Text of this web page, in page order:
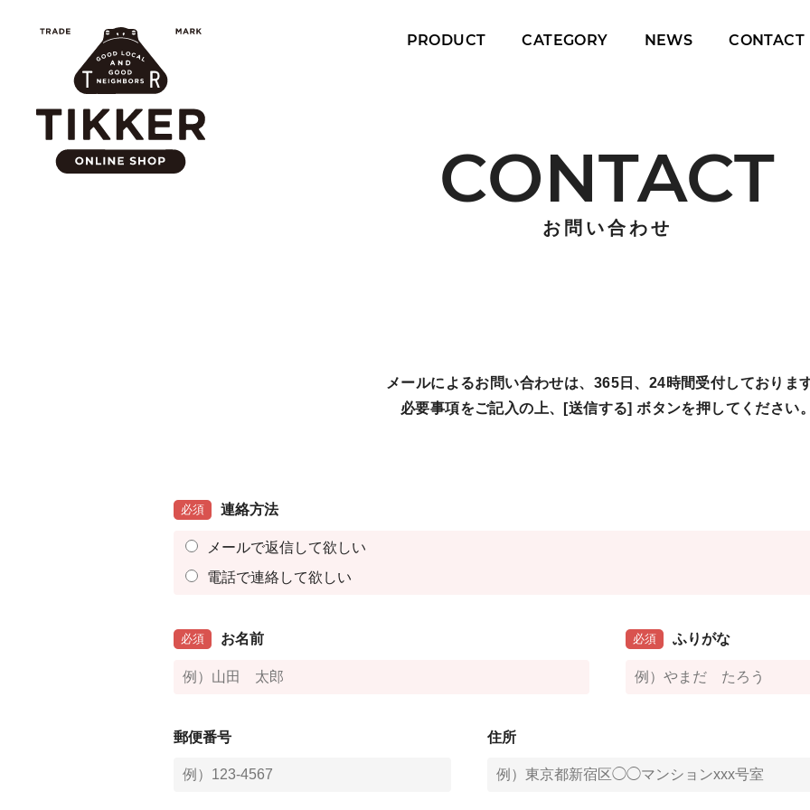
PRODUCT CATEGORY NEWS CONTACT
CONTACT
お問い合わせ
メールによるお問い合わせは、 365日、24時間受付しておりま
必要事項をご記入の上、 [送信する] ボタンを押してください
連絡方法
必須
メールで返信して欲しい
電話で連絡して欲しい
お名前
必須 ふりがな
必須
郵便番号 住所